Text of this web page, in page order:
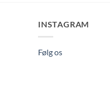
INSTAGRAM
Følg os